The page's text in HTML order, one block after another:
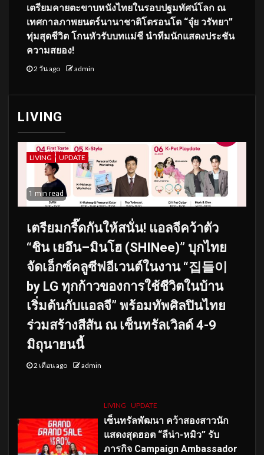
เตรียมคายตะขาบหนังไทยในรอบปฐมทัศน์โลก ณ
เทศกาลภาพยนตร์นานาชาติโตรอนโต “จุ๋ย วรัทยา”
ทุ่มสุดชีวิต โกนหัวรับบทแม่ชี นำทีมนักแสดงประชัน
ความสยอง!
2 วัน ago admin
LIVING
LIVING UPDATE
1 min read
เตรียมกรี๊ดกันให้สนั่น! แอลจีคว้าตัว
“ชิน เยอึน–มินโฮ (SHINee)” บุกไทย
จัดเอ็กซ์คลูซีฟอีเวนต์ในงาน “집들이
by LG ทุกก้าวของการใช้ชีวิตในบ้าน
เริ่มต้นกับแอลจี” พร้อมทัพศิลปินไทย
ร่วมสร้างสีสัน ณ เซ็นทรัลเวิลด์ 4-9
มิถุนายนนี้
2 เดือน ago admin
LIVING UPDATE
เซ็นทรัลพัฒนา คว้าสองสาวนัก
แสดงสุดฮอต “ลีน่า-หมิว” รับ
ภารกิจ Campaign Ambassador